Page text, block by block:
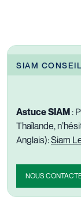
SIAM CONSEIL
Astuce SIAM :
Thaïlande,
Anglais):Siam
NOUS